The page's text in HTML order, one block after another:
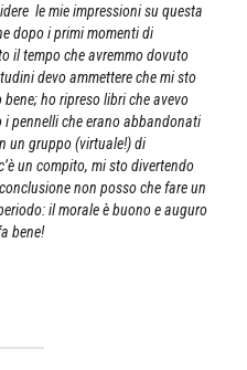
le mie impressioni su questa
dopo i primi momenti di
il tempo che avremmo dovuto
devo ammettere che mi sto
ho ripreso libri che avevo
pennelli che erano abbandonati
un gruppo (virtuale!) di
un compito, mi sto divertendo
non posso che fare un
il morale è buono e auguro
bene!